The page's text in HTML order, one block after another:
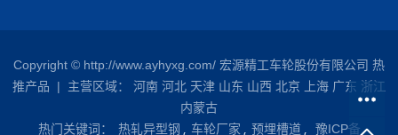
Copyright © http://www.ayhyxg.com/ 宏源精工车轮股份有限公司 热
推产品 | 主营区域： 河南 河北 天津 山东 山西 北京 上海 广东 浙江
内蒙古
热门关键词：
热轧异型钢 车轮厂家 预埋槽道 豫ICP备